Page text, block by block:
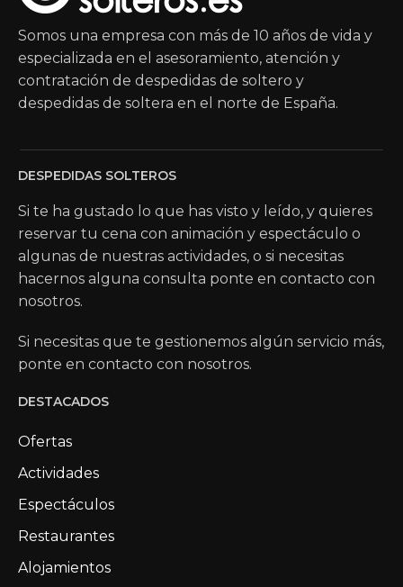
Somos una empresa con más de 10 años de vida y
especializada en el asesoramiento, atención y
contratación de despedidas de soltero y
despedidas de soltera en el norte de España.
DESPEDIDAS SOLTEROS
Si te ha gustado lo que has visto y leído, y quieres
reservar tu cena con animación y espectáculo o
algunas de nuestras actividades, o si necesitas
hacernos alguna consulta ponte en contacto con
nosotros.
Si necesitas que te gestionemos algún servicio más,
ponte en contacto con nosotros.
DESTACADOS
Ofertas
Actividades
Espectáculos
Restaurantes
Alojamientos